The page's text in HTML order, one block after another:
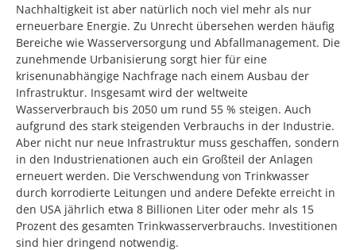
Nachhaltigkeit ist aber natürlich noch viel mehr als nur
erneuerbare Energie. Zu Unrecht übersehen werden häufig
Bereiche wie Wasserversorgung und Abfallmanagement. Die
zunehmende Urbanisierung sorgt hier für eine
krisenunabhängige Nachfrage nach einem Ausbau der
Infrastruktur. Insgesamt wird der weltweite
Wasserverbrauch bis 2050 um rund 55 % steigen. Auch
aufgrund des stark steigenden Verbrauchs in der Industrie.
Aber nicht nur neue Infrastruktur muss geschaffen, sondern
in den Industrienationen auch ein Großteil der Anlagen
erneuert werden. Die Verschwendung von Trinkwasser
durch korrodierte Leitungen und andere Defekte erreicht in
den USA jährlich etwa 8 Billionen Liter oder mehr als 15
Prozent des gesamten Trinkwasserverbrauchs. Investitionen
sind hier dringend notwendig.